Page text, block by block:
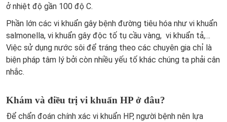
ở nhiệt độ gần 100 độ C.
Phần lớn các vi khuẩn gây bệnh đường tiêu hóa như vi khuẩn
salmonella, vi khuẩn gây độc tố tụ cầu vàng, vi khuẩn tả,…
Việc sử dụng nước sôi để tráng theo các chuyên gia chỉ là
biện pháp tâm lý bởi còn nhiều yếu tố khác chúng ta phải cân
nhắc.
Khám và điều trị vi khuẩn HP ở đâu?
Để chẩn đoán chính xác vi khuẩn HP, người bệnh nên lựa